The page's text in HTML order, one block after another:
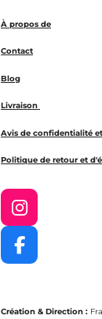
À propos de
Contact
Blog
Livraison
Avis de confidentialité
Politique de retour et
I
n
s
t
r
F
a
Création & Direction :